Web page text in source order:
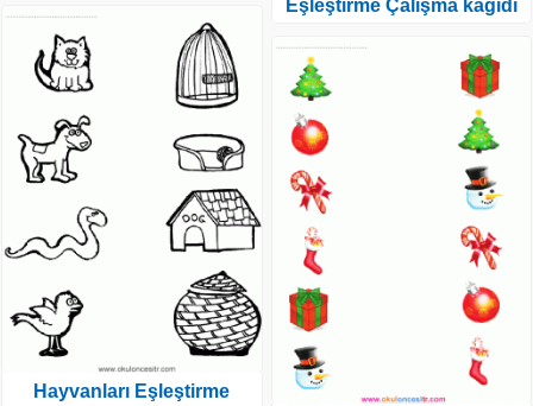
Hayvanları Eşleştirme
Eşleştirme Çalışma kağıdı